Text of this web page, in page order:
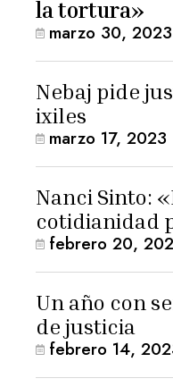
la tortura»
marzo 30, 2023
Nebaj pide
ixiles
marzo 17, 2023
Nanci Sinto:
cotidianidad
febrero 20,
Un año con
de justicia
febrero 14,